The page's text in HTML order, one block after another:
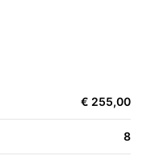
EN
€ 255,00
8